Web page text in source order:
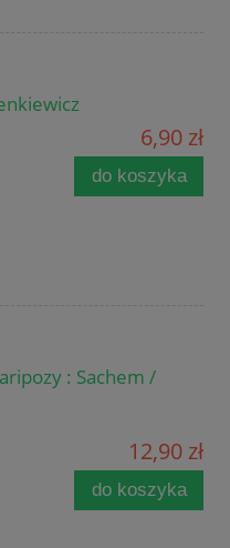
6,90 zł
do koszyka
: Sachem /
12,90 zł
do koszyka